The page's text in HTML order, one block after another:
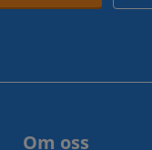
Om oss